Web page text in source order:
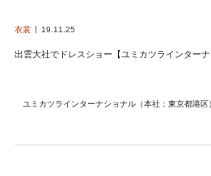
衣裳 19.11.25
出雲大社でドレスショー【ユミカツラインターナ
ユミカツラインターナショナル（本社：東京都港